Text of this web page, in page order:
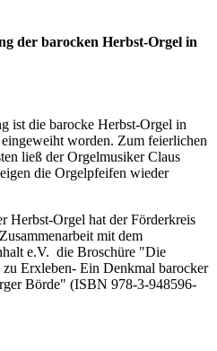
der barocken Herbst-Orgel in
ist die barocke Herbst-Orgel in
worden. Zum feierlichen
ließ der Orgelmusiker Claus
die Orgelpfeifen wieder
Herbst-Orgel hat der Förderkreis
mit dem
e.V. die Broschüre "Die
Erxleben- Ein Denkmal barocker
Börde" (ISBN 978-3-948596-